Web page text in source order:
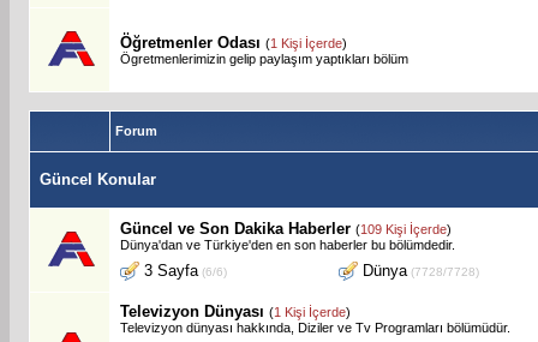
Öğretmenler Odası (1 Kişi İçerde)
Ögretmenlerimizin gelip paylaşım yaptıkları bölüm
Forum
Güncel Konular
Güncel ve Son Dakika Haberler (109 Kişi İçerde)
Dünya'dan ve Türkiye'den en son haberler bu bölümdedir.
3 Sayfa (6/6) Dünya (7728/7728)
Televizyon Dünyası (1 Kişi İçerde)
Televizyon dünyası hakkında, Diziler ve Tv Programları bölümüdür.